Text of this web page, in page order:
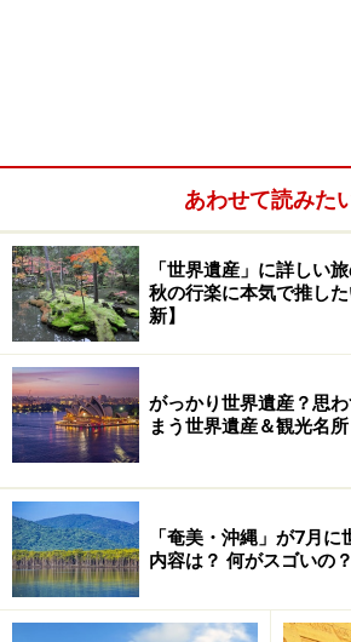
こちらもサン・ヴィターレ聖堂のモザ
いるのは『旧約聖書』の「創世記」にあ
とイサクの燔祭（はんさい）。神はア
ために息子イサクを生け贄に捧げるこ
前にその手を止めた
モザイクの拡大図。石やガラスの欠片を
ている
ラヴェンナにはおよそ1500年前に築
画が残されている。金銀や各種原色
は鮮やかで、つい最近造られたもの
ぜ？
あわせて読みた
「世界遺産」に詳しい
秋の行楽に本気で推し
新】
がっかり世界遺産？思
まう世界遺産＆観光名所
「奄美・沖縄」が7月
内容は？ 何がスゴいの？